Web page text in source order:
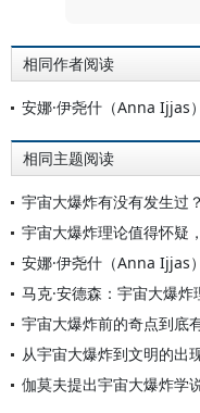
相同作者阅读
相同主题阅读
宇宙大爆炸有没有发生过
宇宙大爆炸理论值得怀疑
马克·安德森：宇宙大爆炸
宇宙大爆炸前的奇点到底
从宇宙大爆炸到文明的
伽莫夫提出宇宙大爆炸学